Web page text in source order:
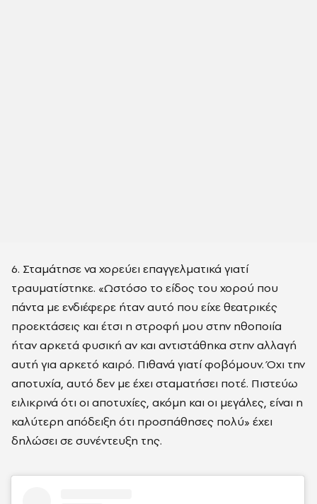
6. Σταμάτησε να χορεύει επαγγελματικά γιατί
τραυματίστηκε. «Ωστόσο το είδος του χορού που
πάντα με ενδιέφερε ήταν αυτό που είχε θεατρικές
προεκτάσεις και έτσι η στροφή μου στην ηθοποιία
ήταν αρκετά φυσική αν και αντιστάθηκα στην αλλαγή
αυτή για αρκετό καιρό. Πιθανά γιατί φοβόμουν. Όχι την
αποτυχία, αυτό δεν με έχει σταματήσει ποτέ. Πιστεύω
ειλικρινά ότι οι αποτυχίες, ακόμη και οι μεγάλες, είναι η
καλύτερη απόδειξη ότι προσπάθησες πολύ» έχει
δηλώσει σε συνέντευξη της.